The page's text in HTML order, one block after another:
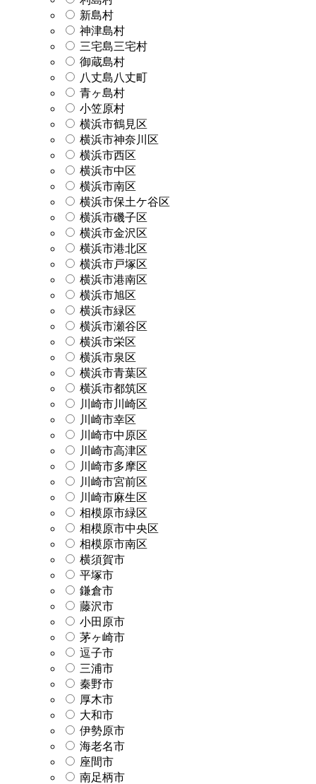
新島村
神津島村
三宅島三宅村
御蔵島村
八丈島八丈町
青ヶ島村
小笠原村
横浜市鶴見区
横浜市神奈川区
横浜市西区
横浜市中区
横浜市南区
横浜市保土ケ谷区
横浜市磯子区
横浜市金沢区
横浜市港北区
横浜市戸塚区
横浜市港南区
横浜市旭区
横浜市緑区
横浜市瀬谷区
横浜市栄区
横浜市泉区
横浜市青葉区
横浜市都筑区
川崎市川崎区
川崎市幸区
川崎市中原区
川崎市高津区
川崎市多摩区
川崎市宮前区
川崎市麻生区
相模原市緑区
相模原市中央区
相模原市南区
横須賀市
平塚市
鎌倉市
藤沢市
小田原市
茅ヶ崎市
逗子市
三浦市
秦野市
厚木市
大和市
伊勢原市
海老名市
座間市
南足柄市